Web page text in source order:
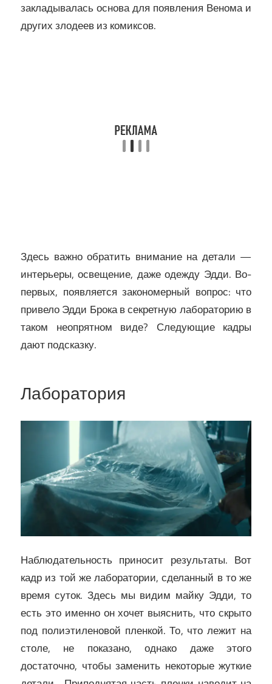
закладывалась основа для появления Венома и
других злодеев из комиксов.
Здесь важно обратить внимание на детали —
интерьеры, освещение, даже одежду Эдди. Во-
первых, появляется закономерный вопрос: что
привело Эдди Брока в секретную лабораторию в
таком неопрятном виде? Следующие кадры
дают подсказку.
Лаборатория
Наблюдательность приносит результаты. Вот
кадр из той же лаборатории, сделанный в то же
время суток. Здесь мы видим майку Эдди, то
есть это именно он хочет выяснить, что скрыто
под полиэтиленовой пленкой. То, что лежит на
столе, не показано, однако даже этого
достаточно, чтобы заменить некоторые жуткие